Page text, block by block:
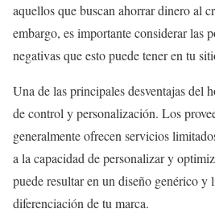
aquellos que buscan ahorrar dinero al
embargo, es importante considerar las
negativas que esto puede tener en tu
Una de las principales desventajas del
de control y personalización. Los
generalmente ofrecen servicios
a la capacidad de personalizar y
puede resultar en un diseño genérico
diferenciación de tu marca.